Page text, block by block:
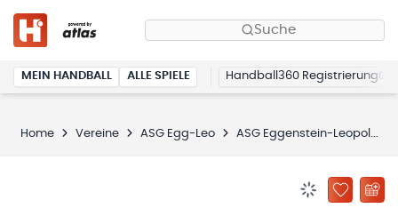
Suche
MEIN HANDBALL ALLE SPIELE Handball360 Registrierung
Home Vereine ASG Egg-Leo ASG Eggenstein-Leopoldshafen
ZU